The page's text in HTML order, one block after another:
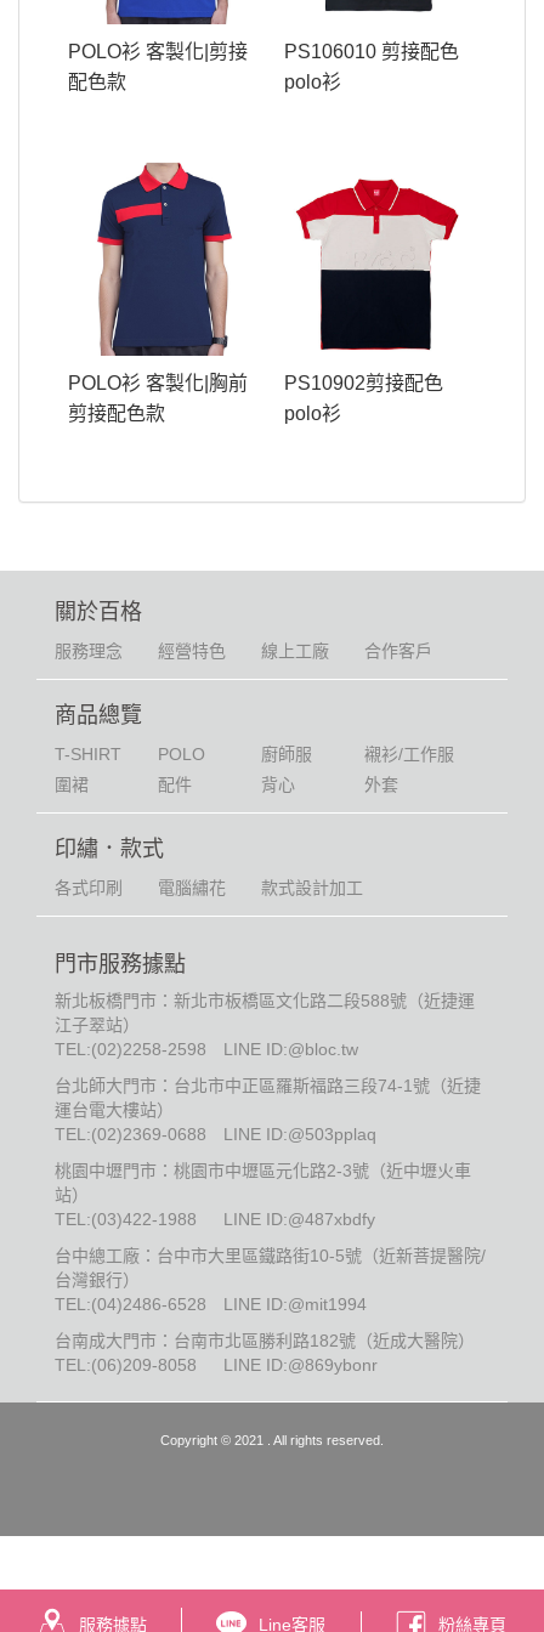
POLO衫 客製化|剪接
配色款
PS106010 剪接配色
polo衫
POLO衫 客製化|胸前
剪接配色款
PS10902剪接配色
polo衫
關於百格
服務理念 經營特色 線上工廠 合作客戶
商品總覽
T-SHIRT POLO 廚師服
襯衫/工作服
圍裙
配件 背心 外套
印繡．款式
各式印刷 電腦繡花 款式設計加工
門市服務據點
新北板橋門市：新北市板橋區文化路二段588號（近捷運
江子翠站）
TEL:(02)2258-2598
LINE ID:@bloc.tw
台北師大門市：台北市中正區羅斯福路三段74-1號（近捷
運台電大樓站）
TEL:(02)2369-0688
LINE ID:@503pplaq
桃園中壢門市：桃園市中壢區元化路2-3號（近中壢火車
站）
TEL:(03)422-1988
LINE ID:@487xbdfy
台中總工廠：台中市大里區鐵路街10-5號（近新菩提醫院/
台灣銀行）
TEL:(04)2486-6528
LINE ID:@mit1994
台南成大門市：台南市北區勝利路182號（近成大醫院）
TEL:(06)209-8058 LINE ID:@869ybonr
Copyright © 2021 . All rights reserved.
服務據點 Line客服 粉絲專頁